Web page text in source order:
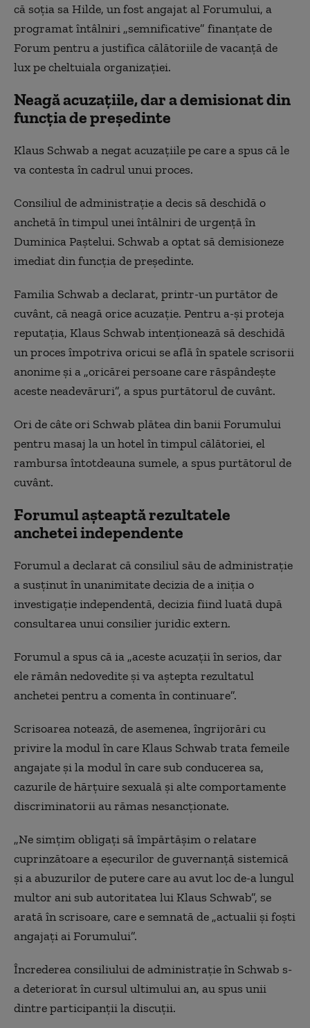
că soția sa Hilde, un fost angajat al Forumului, a
programat întâlniri „semnificative” finanțate de
Forum pentru a justifica călătoriile de vacanță de
lux pe cheltuiala organizației.
Neagă acuzațiile, dar a demisionat din
funcția de președinte
Klaus Schwab a negat acuzațiile pe care a spus că le
va contesta în cadrul unui proces.
Consiliul de administrație a decis să deschidă o
anchetă în timpul unei întâlniri de urgență în
Duminica Paștelui. Schwab a optat să demisioneze
imediat din funcția de președinte.
Familia Schwab a declarat, printr-un purtător de
cuvânt, că neagă orice acuzație. Pentru a-și proteja
reputația, Klaus Schwab intenționează să deschidă
un proces împotriva oricui se află în spatele scrisorii
anonime și a „oricărei persoane care răspândește
aceste neadevăruri”, a spus purtătorul de cuvânt.
Ori de câte ori Schwab plătea din banii Forumului
pentru masaj la un hotel în timpul călătoriei, el
rambursa întotdeauna sumele, a spus purtătorul de
cuvânt.
Forumul așteaptă rezultatele
anchetei independente
Forumul a declarat că consiliul său de administrație
a susținut în unanimitate decizia de a iniția o
investigație independentă, decizia fiind luată după
consultarea unui consilier juridic extern.
Forumul a spus că ia „aceste acuzații în serios, dar
ele rămân nedovedite și va aștepta rezultatul
anchetei pentru a comenta în continuare”.
Scrisoarea notează, de asemenea, îngrijorări cu
privire la modul în care Klaus Schwab trata femeile
angajate și la modul în care sub conducerea sa,
cazurile de hărțuire sexuală și alte comportamente
discriminatorii au rămas nesancționate.
„Ne simțim obligați să împărtășim o relatare
cuprinzătoare a eșecurilor de guvernanță sistemică
și a abuzurilor de putere care au avut loc de-a lungul
multor ani sub autoritatea lui Klaus Schwab”, se
arată în scrisoare, care e semnată de „actualii și foști
angajați ai Forumului”.
Încrederea consiliului de administrație în Schwab s-
a deteriorat în cursul ultimului an, au spus unii
dintre participanții la discuții.